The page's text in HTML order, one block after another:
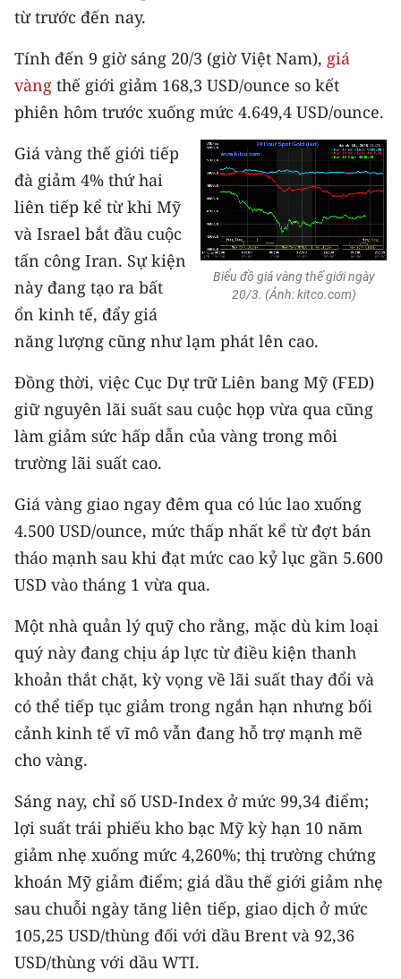
CÁC CHUYÊN TRANG
THỜI NAY
NHÂN DÂN CUỐI TUẦN
NHÂN DÂN HẰNG THÁNG
MUA BÁO
ĐỌC BÁO IN
ENGLISH
中文
FRANÇAIS
РУССКИЙ
ESPAÑOL
한국어
từ trước đến nay.
Tính đến 9 giờ sáng 20/3 (giờ Việt Nam), giá
vàng thế giới giảm 168,3 USD/ounce so kết
phiên hôm trước xuống mức 4.649,4 USD/ounce.
Biểu đồ giá vàng thế giới ngày
20/3. (Ảnh: kitco.com)
Giá vàng thế giới tiếp
đà giảm 4% thứ hai
liên tiếp kể từ khi Mỹ
và Israel bắt đầu cuộc
tấn công Iran. Sự kiện
này đang tạo ra bất
ổn kinh tế, đẩy giá
năng lượng cũng như lạm phát lên cao.
Đồng thời, việc Cục Dự trữ Liên bang Mỹ (FED)
giữ nguyên lãi suất sau cuộc họp vừa qua cũng
làm giảm sức hấp dẫn của vàng trong môi
trường lãi suất cao.
Giá vàng giao ngay đêm qua có lúc lao xuống
4.500 USD/ounce, mức thấp nhất kể từ đợt bán
tháo mạnh sau khi đạt mức cao kỷ lục gần 5.600
USD vào tháng 1 vừa qua.
Một nhà quản lý quỹ cho rằng, mặc dù kim loại
quý này đang chịu áp lực từ điều kiện thanh
khoản thắt chặt, kỳ vọng về lãi suất thay đổi và
có thể tiếp tục giảm trong ngắn hạn nhưng bối
cảnh kinh tế vĩ mô vẫn đang hỗ trợ mạnh mẽ
cho vàng.
Sáng nay, chỉ số USD-Index ở mức 99,34 điểm;
lợi suất trái phiếu kho bạc Mỹ kỳ hạn 10 năm
giảm nhẹ xuống mức 4,260%; thị trường chứng
khoán Mỹ giảm điểm; giá dầu thế giới giảm nhẹ
sau chuỗi ngày tăng liên tiếp, giao dịch ở mức
105,25 USD/thùng đối với dầu Brent và 92,36
USD/thùng với dầu WTI.